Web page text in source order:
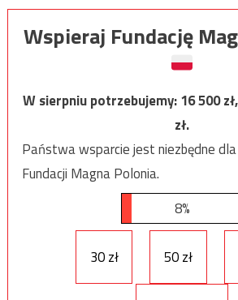
Wspieraj Fundację
W sierpniu potrzebujemy:16 500
zł.
Państwa wsparcie jest niezbędne
Fundacji Magna Polonia.
8%
30 zł 50 zł